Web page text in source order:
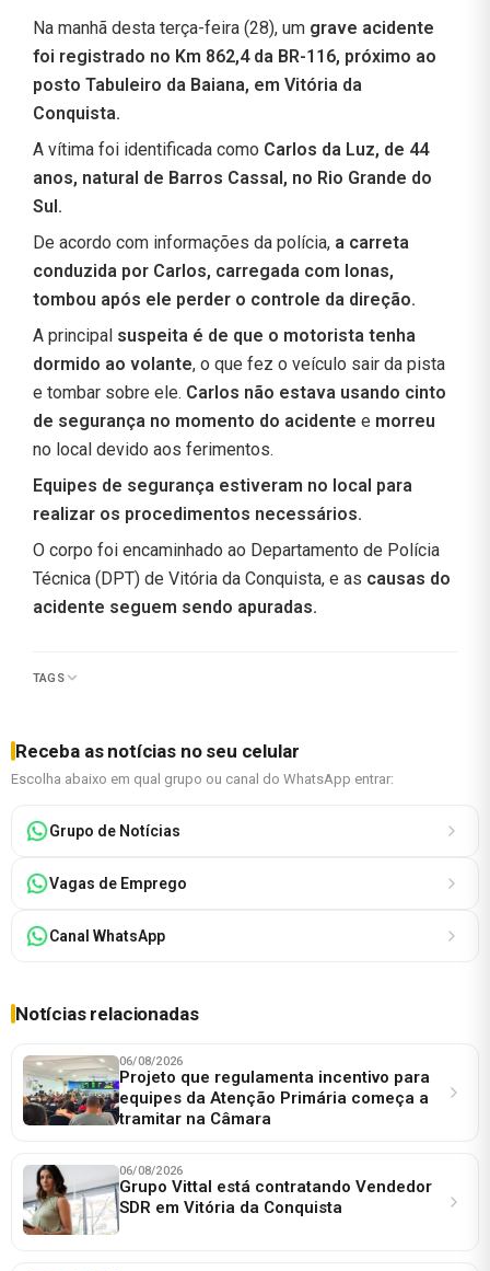
Na manhã desta terça-feira (28), um grave acidente
foi registrado no Km 862,4 da BR-116, próximo ao
posto Tabuleiro da Baiana, em Vitória da
Conquista.
A vítima foi identificada como Carlos da Luz, de 44
anos, natural de Barros Cassal, no Rio Grande do
Sul.
De acordo com informações da polícia, a carreta
conduzida por Carlos, carregada com lonas,
tombou após ele perder o controle da direção.
A principal suspeita é de que o motorista tenha
dormido ao volante, o que fez o veículo sair da pista
e tombar sobre ele. Carlos não estava usando cinto
de segurança no momento do acidente e morreu
no local devido aos ferimentos.
Equipes de segurança estiveram no local para
realizar os procedimentos necessários.
O corpo foi encaminhado ao Departamento de Polícia
Técnica (DPT) de Vitória da Conquista, e as causas do
acidente seguem sendo apuradas.
TAGS
Receba as notícias no seu celular
Escolha abaixo em qual grupo ou canal do WhatsApp entrar:
Grupo de Notícias
Vagas de Emprego
Canal WhatsApp
Notícias relacionadas
06/08/2026
Projeto que regulamenta incentivo para
equipes da Atenção Primária começa a
tramitar na Câmara
06/08/2026
Grupo Vittal está contratando Vendedor
SDR em Vitória da Conquista